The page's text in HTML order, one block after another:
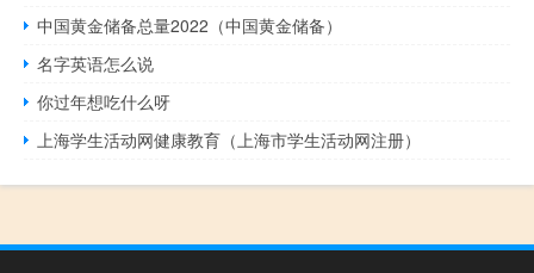
中国黄金储备总量2022（中国黄金储备）
名字英语怎么说
你过年想吃什么呀
上海学生活动网健康教育（上海市学生活动网注册）